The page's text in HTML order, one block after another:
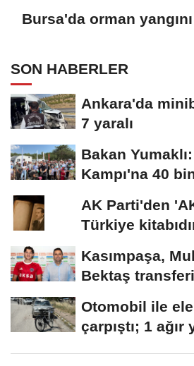
Bursa'da orman yangını
SON HABERLER
Ankara'da
7 yaralı
Bakan
Kampı'na 40
AK Parti'den
Türkiye
Kasımpaşa,
Bektaş
Otomobil ile
çarpıştı; 1 ağır